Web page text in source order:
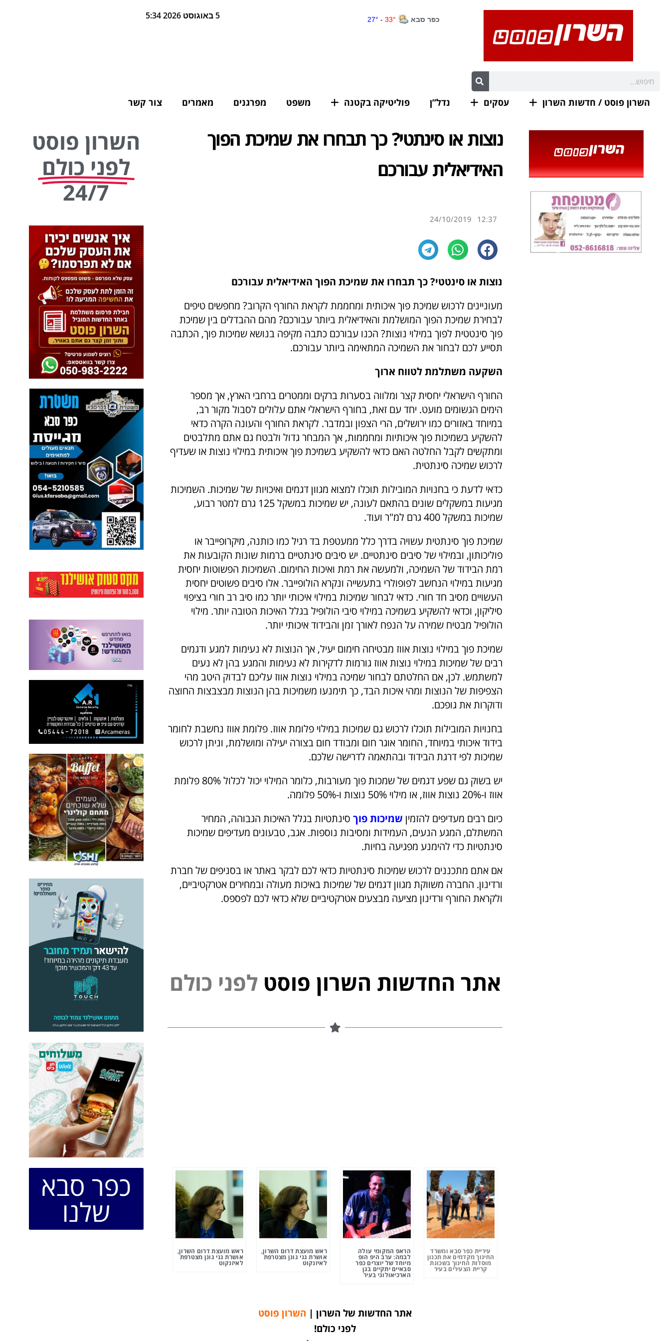
5 באוגוסט 2026 5:34
השרון פוסט / חדשות השרון עסקים נדל”ן פוליטיקה בקטנה משפט מפרגנים מאמרים צור קשר
נוצות או סינתטי? כך תבחרו את שמיכת הפוך
האידיאלית עבורכם
12:37
24/10/2019
נוצות או סינטטי? כך תבחרו את שמיכת הפוך האידיאלית עבורכם
מעוניינים לרכוש שמיכת פוך איכותית ומחממת לקראת החורף הקרוב? מחפשים טיפים
לבחירת שמיכת הפוך המושלמת והאידיאלית ביותר עבורכם? מהם ההבדלים בין שמיכת
פוך סינטטית לפוך במילוי נוצות? הכנו עבורכם כתבה מקיפה בנושא שמיכות פוך, הכתבה
תסייע לכם לבחור את השמיכה המתאימה ביותר עבורכם.
השקעה משתלמת לטווח ארוך
החורף הישראלי יחסית קצר ומלווה בסערות ברקים וממטרים ברחבי הארץ, אך מספר
הימים הגשומים מועט. יחד עם זאת, בחורף הישראלי אתם עלולים לסבול מקור רב,
במיוחד באזורים כמו ירושלים, הרי הצפון ובמדבר. לקראת החורף והעונה הקרה כדאי
להשקיע בשמיכות פוך איכותיות ומחממות, אך המבחר גדול ולבטח גם אתם מתלבטים
ומתקשים לקבל החלטה האם כדאי להשקיע בשמיכת פוך איכותית במילוי נוצות או שעדיף
לרכוש שמיכה סינתטית.
כדאי לדעת כי בחנויות המובילות תוכלו למצוא מגוון דגמים ואיכויות של שמיכות. השמיכות
מגיעות במשקלים שונים בהתאם לעונה, יש שמיכות במשקל 125 גרם למטר רבוע,
שמיכות במשקל 400 גרם למ"ר ועוד.
שמיכת פוך סינתטית עשויה בדרך כלל ממעטפת בד רגיל כמו כותנה, מיקרופייבר או
פוליכותון, ובמילוי של סיבים סינתטיים. יש סיבים סינתטיים ברמות שונות הקובעות את
רמת הבידוד של השמיכה, ולמעשה את רמת ואיכות החימום. השמיכות הפשוטות יחסית
מגיעות במילוי הנחשב לפופולרי בתעשייה ונקרא הולופייבר. אלו סיבים פשוטים יחסית
העשויים מסיב חד חורי. כדאי לבחור שמיכות במילוי איכותי יותר כמו סיב רב חורי בציפוי
סיליקון, וכדאי להשקיע בשמיכה במילוי סיבי הולופיל בגלל האיכות הטובה יותר. מילוי
הולופיל מבטיח שמירה על הנפח לאורך זמן והבידוד איכותי יותר.
שמיכת פוך במילוי נוצות אווז מבטיחה חימום יעיל, אך הנוצות לא נעימות למגע ודגמים
רבים של שמיכות במילוי נוצות אווז גורמות לדקירות לא נעימות והמגע בהן לא נעים
למשתמש. לכן, אם החלטתם לבחור שמיכה במילוי נוצות אווז עליכם לבדוק היטב מהי
הצפיפות של הנוצות ומהי איכות הבד, כך תימנעו משמיכות בהן הנוצות מבצבצות החוצה
ודוקרות את גופכם.
בחנויות המובילות תוכלו לרכוש גם שמיכות במילוי פלומת אווז. פלומת אווז נחשבת לחומר
בידוד איכותי במיוחד, החומר אוגר חום ומבודד חום בצורה יעילה ומושלמת, וניתן לרכוש
שמיכות לפי דרגת הבידוד ובהתאמה לדרישה שלכם.
יש בשוק גם שפע דגמים של שמכות פוך מעורבות, כלומר המילוי יכול לכלול 80% פלומת
אווז ו-20% נוצות אווז, או מילוי 50% נוצות ו-50% פלומה.
כיום רבים מעדיפים להזמין שמיכות פוך סינתטיות בגלל האיכות הגבוהה, המחיר
המשתלם, המגע הנעים, העמידות ומסיבות נוספות. אגב, טבעונים מעדיפים שמיכות
סינתטיות כדי להימנע מפגיעה בחיות.
אם אתם מתכננים לרכוש שמיכות סינתטיות כדאי לכם לבקר באתר או בסניפים של חברת
ורדינון. החברה משווקת מגוון דגמים של שמיכות באיכות מעולה ובמחירים אטרקטיביים,
ולקראת החורף ורדינון מציעה מבצעים אטרקטיביים שלא כדאי לכם לפספס.
אתר החדשות השרון פוסט לפני כולם
עיריית כפר סבא ומשרד
החינוך מקדמים את תכנון
מוסדות החינוך בשכונת
קריית הצעירים בעיר
הראפ המקומי עולה
לבמה: ערב היפ הופ
מיוחד של יוצרים כפר
סבאיים יתקיים בגן
הארכיאולוגי בעיר
ראש מועצת דרום השרון,
אושרת גני גונן מצטרפת
לאיזנקוט
ראש מועצת דרום השרון,
אושרת גני גונן מצטרפת
לאיזנקוט
השרון פוסט
לפני כולם
24/7
כפר סבא
שלנו
אתר החדשות של השרון | השרון פוסט
לפני כולם!